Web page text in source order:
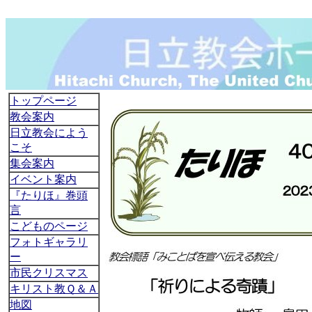
トップページ
教会案内
日立教会によう
こそ
集会案内
イベント案内
『たりほ』巻頭
言
こどものページ
フォトギャラリ
ー
市民クリスマス
キリスト教Ｑ＆Ａ
地図